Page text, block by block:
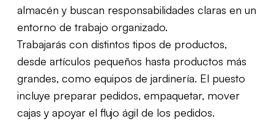
almacén y buscan responsabilidades claras en un
entorno de trabajo organizado.
Trabajarás con distintos tipos de productos,
desde artículos pequeños hasta productos más
grandes, como equipos de jardinería. El puesto
incluye preparar pedidos, empaquetar, mover
cajas y apoyar el flujo ágil de los pedidos.